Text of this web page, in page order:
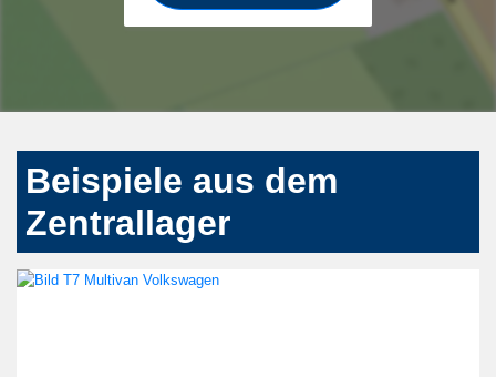
Beispiele aus dem
Zentrallager